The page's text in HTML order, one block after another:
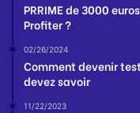
PRRIME de 3000
Profiter ?
02/26/2024
Comment devenir
devez savoir
11/22/2023